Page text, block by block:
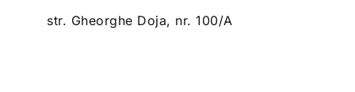
str. Gheorghe Doja, nr. 100/A